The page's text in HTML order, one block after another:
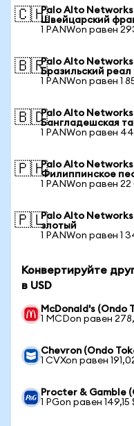
🇨🇭Palo Alto Networks
Швейцарский
1 PANWon равен
🇧🇷Palo Alto Networks
Бразильский реал
1 PANWon равен 1
🇧🇩Palo Alto Networks
Бангладешская
1 PANWon равен
🇵🇭Palo Alto Networks
Филиппинское
1 PANWon равен
🇵🇱Palo Alto
злотый
1 PANWon равен 1
Конвертируйте
в USD
McDonald's
1 MCDon равен
Chevron (Ondo
1 CVXon равен
Procter & Gamble
1 PGon равен 149,15